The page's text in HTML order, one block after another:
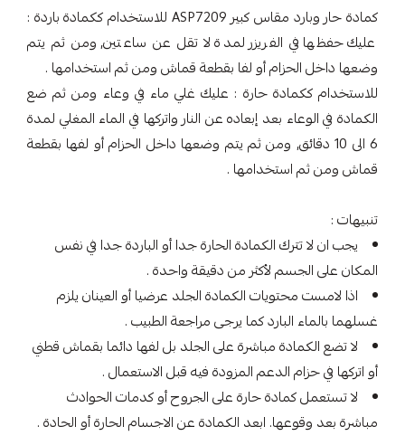
كمادة حار وبارد مقاس كبير ASP7209 للاستخدام ككمادة باردة :
عليك حفظها في الفريزر لمدة لا تقل عن ساعتين, ومن ثم يتم
وضعها داخل الحزام أو لفا بقطعة قماش ومن ثم استخدامها .
للاستخدام ككمادة حارة : عليك غلي ماء في وعاء ومن ثم ضع
الكمادة في الوعاء بعد إبعاده عن النار واتركها في الماء المغلي لمدة
6 الى 10 دقائق, ومن ثم يتم وضعها داخل الحزام أو لفها بقطعة
قماش ومن ثم استخدامها .
تنبيهات :
يجب ان لا تترك الكمادة الحارة جدا أو الباردة جدا في نفس
المكان على الجسم لأكثر من دقيقة واحدة .
اذا لامست محتويات الكمادة الجلد عرضيا أو العينان يلزم
غسلهما بالماء البارد كما يرجى مراجعة الطبيب .
لا تضع الكمادة مباشرة على الجلد بل لفها دائما بقماش قطني
أو اتركها في حزام الدعم المزودة فيه قبل الاستعمال .
لا تستعمل كمادة حارة على الجروح أو كدمات الحوادث
مباشرة بعد وقوعها. ابعد الكمادة عن الاجسام الحارة أو الحادة .